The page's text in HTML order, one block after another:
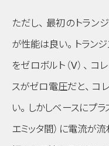
ただし、 最初のトラン
が性能は良い。 トラン
をゼロボルト （V） 、 コ
スがゼロ電圧だと、 コ
い。 しかしベースにプ
エミッタ間） に電流が流